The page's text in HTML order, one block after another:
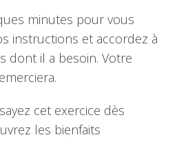
minutes pour vous
instructions et accordez à
dont il a besoin. Votre
cet exercice dès
les bienfaits